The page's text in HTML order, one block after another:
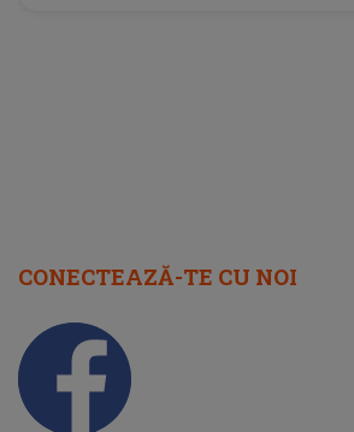
CONECTEAZĂ-TE CU NOI